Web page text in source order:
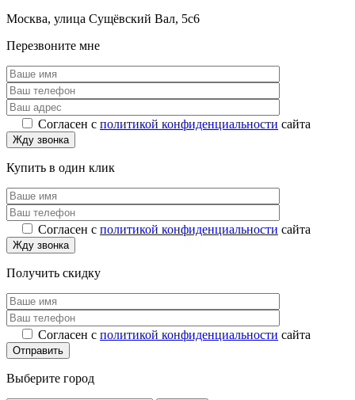
Москва, улица Сущёвский Вал, 5с6
Перезвоните мне
Согласен с политикой конфиденциальности сайта
Купить в один клик
Согласен с политикой конфиденциальности сайта
Получить скидку
Согласен с политикой конфиденциальности сайта
Выберите город